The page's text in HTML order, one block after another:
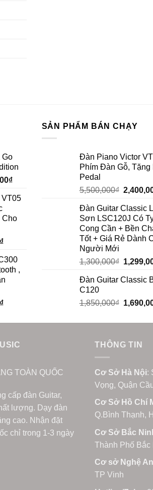
Go
₫
Cho
,
SẢN PHẨM BÁN CHẠY
Đàn Piano Victor
Phím Đàn Gỗ, Tặng
Pedal
5,500,000₫
Đàn Guitar Classic
Sơn LSC120J Có
Cong Cần + Bền
Tốt + Giá Rẻ Dành
Người Mới
1,300,000₫
Đàn Guitar Classic
C120
1,850,000₫
TOÀN QUỐC
cấp đàn Guitar,
lượng. Dạy đàn
cao. Nhận đặt
chỉ trong 1-3 ngày
THÔNG TIN
Cơ Sở Hà Nội:
Vọng, Quận
Cơ Sở Hồ Chí
Q.Bình Thạnh,
Cơ Sở Bắc
Thành Phố Bắc
Cơ sở Nghệ An
TP Vinh